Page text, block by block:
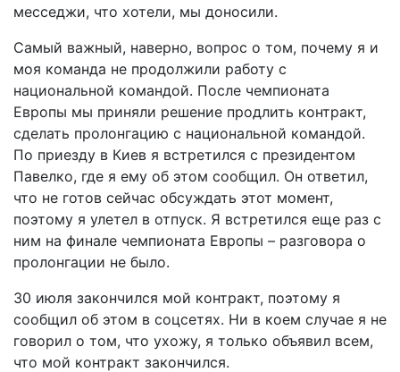
месседжи, что хотели, мы доносили.
Самый важный, наверно, вопрос о том, почему я и
моя команда не продолжили работу с
национальной командой. После чемпионата
Европы мы приняли решение продлить контракт,
сделать пролонгацию с национальной командой.
По приезду в Киев я встретился с президентом
Павелко, где я ему об этом сообщил. Он ответил,
что не готов сейчас обсуждать этот момент,
поэтому я улетел в отпуск. Я встретился еще раз с
ним на финале чемпионата Европы – разговора о
пролонгации не было.
30 июля закончился мой контракт, поэтому я
сообщил об этом в соцсетях. Ни в коем случае я не
говорил о том, что ухожу, я только объявил всем,
что мой контракт закончился.